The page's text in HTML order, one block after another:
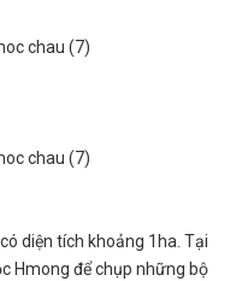
diện tích khoảng 1ha. Tại
Hmong để chụp những bộ